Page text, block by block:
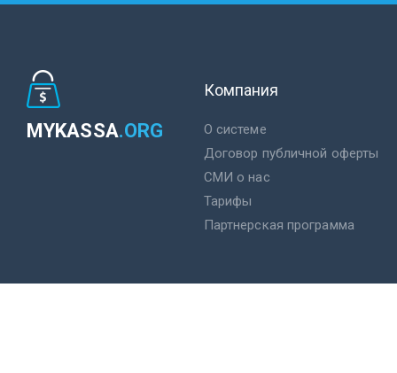
MYKASSA.ORG
Компания
О системе
Договор публичной оферты
СМИ о нас
Тарифы
Партнерская программа